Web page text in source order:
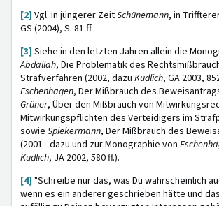
[2] Vgl. in jüngerer ZeitSchünemann, in
GS (2004), S. 81 ff.
[3] Siehe in den letzten Jahren allein die
Abdallah, Die Problematik des
Strafverfahren (2002, dazu Kudlich, GA 2003,
Eschenhagen, Der Mißbrauch des
Grüner, Über den Mißbrauch von
Mitwirkungspflichten des Verteidigers im
sowie Spiekermann, Der Mißbrauch des
(2001 - dazu und zur Monographie von
Kudlich, JA 2002, 580 ff.).
[4] "Schreibe nur das, was Du wahrscheinlich
wenn es ein anderer geschrieben hätte und